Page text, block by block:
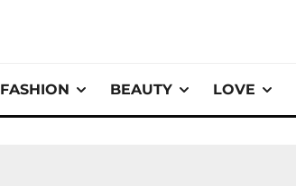
FASHION BEAUTY LOVE